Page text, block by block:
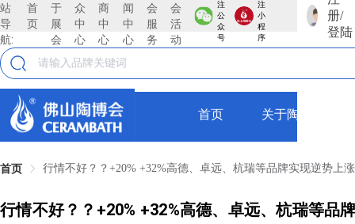
站
导
航:
首
页
于
展
会
众
中
心
商
中
心
闻
中
心
会
服
务
会
活
动
注
公
众
号
注
小
程
序
册/
登陆
首页 关于陶博会
首页 行情不好？？+20% +32%高德、卓远、杭瑞等品牌实现逆势上
行情不好？？+20% +32%高德、卓远、杭瑞等品